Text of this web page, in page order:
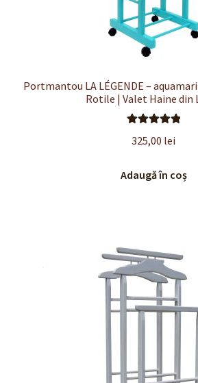
Portmantou LA LÉGENDE –
Rotile | Valet Haine din
5.00
325,00 lei
Adaugă în coș